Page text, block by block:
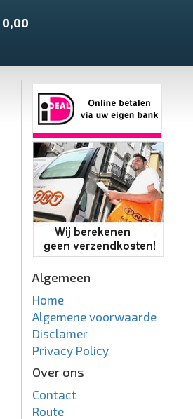
0,00
Algemeen
Home
Algemene voorwaarde
Disclamer
Privacy Policy
Over ons
Contact
Route